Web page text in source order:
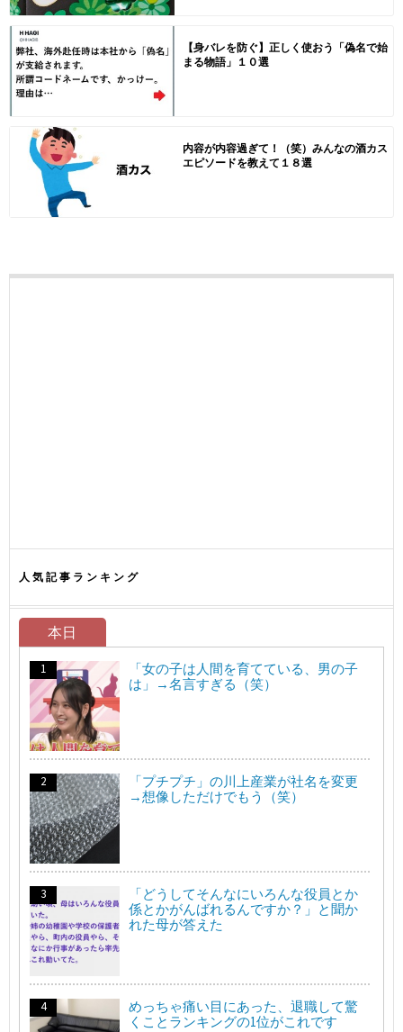
【身バレを防ぐ】正しく使おう「偽名で始
まる物語」１０選
内容が内容過ぎて！（笑）みんなの酒カス
エピソードを教えて１８選
人気記事ランキング
本日
「女の子は人間を育てている、男の子
は」→名言すぎる（笑）
「プチプチ」の川上産業が社名を変更
→想像しただけでもう（笑）
「どうしてそんなにいろんな役員とか
係とかがんばれるんですか？」と聞か
れた母が答えた
めっちゃ痛い目にあった、退職して驚
くことランキングの1位がこれです